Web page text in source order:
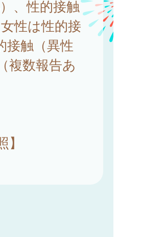
、性的接触
性は性的接
接触（異性
複数報告あ